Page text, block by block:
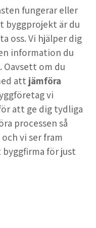
fungerar eller
byggprojekt är du
oss. Vi hjälper dig
information du
Oavsett om du
att jämföra
vi
att ge dig tydliga
processen så
vi ser fram
för just